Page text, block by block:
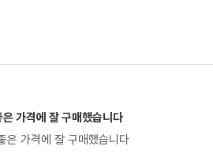
가격에 잘 구매했습니다
은 가격에 잘 구매했습니다